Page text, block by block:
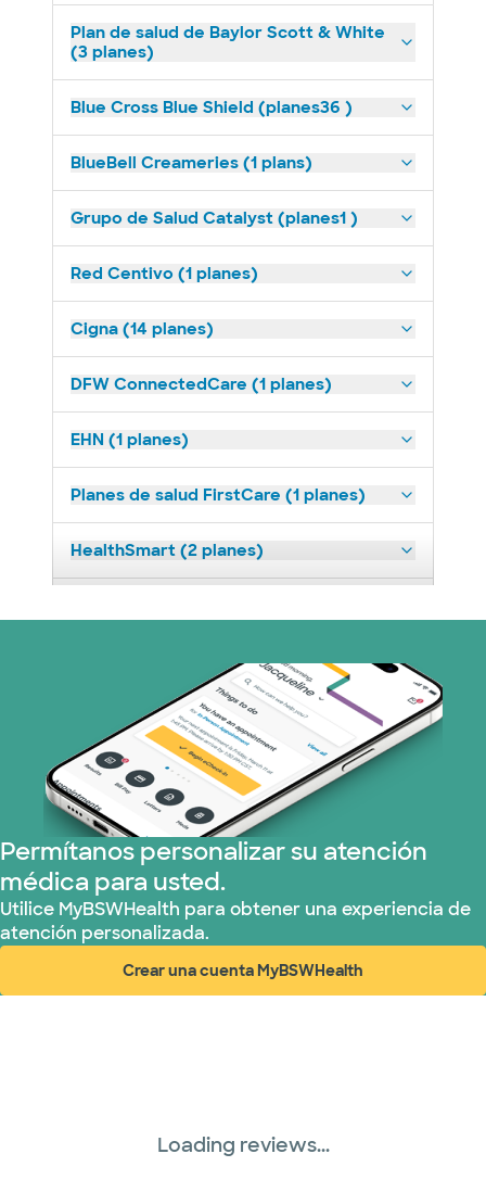
Plan de salud de Baylor Scott & White
(3 planes)
Blue Cross Blue Shield (planes36 )
BlueBell Creameries (1 plans)
Grupo de Salud Catalyst (planes1 )
Red Centivo (1 planes)
Cigna (14 planes)
DFW ConnectedCare (1 planes)
EHN (1 planes)
Planes de salud FirstCare (1 planes)
HealthSmart (2 planes)
Medicare (2 planes)
Nebraska Furniture Mart (1 planes)
Red PHCS (1 planes)
Plan de Salud Superior (19 planes)
Permítanos personalizar su atención
médica para usted.
Utilice MyBSWHealth para obtener una experiencia de
atención personalizada.
Crear una cuenta MyBSWHealth
(abre en ventana nueva)
Loading reviews...